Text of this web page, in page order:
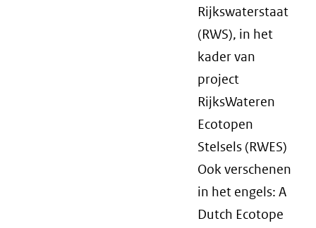
Rijkswaterstaat
(RWS), in het
kader van
project
RijksWateren
Ecotopen
Stelsels (RWES)
Ook verschenen
in het engels: A
Dutch Ecotope